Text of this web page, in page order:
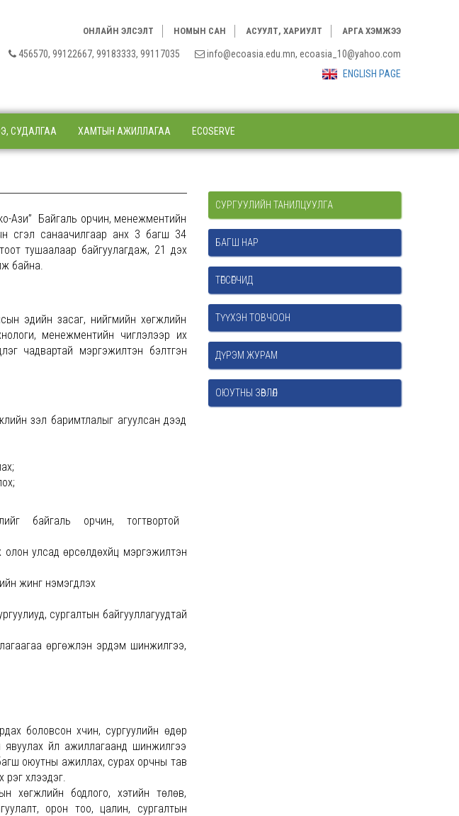
ОНЛАЙН ЭЛСЭЛТ НОМЫН САН АСУУЛТ, ХАРИУЛТ АРГА ХЭМЖЭЭ
456570, 99122667, 99183333, 99117035
info@ecoasia.edu.mn, ecoasia_10@yahoo.com
ENGLISH PAGE
СУДАЛГАА ХАМТЫН АЖИЛЛАГАА ECOSERVE
Ази” Байгаль орчин, менежментийн
үүсгэл санаачилгаар анх 3 багш 34
тушаалаар байгуулагдаж, 21 дэх
байна.
эдийн засаг, нийгмийн хөгжлийн
менежментийн чиглэлээр их
чадвартай мэргэжилтэн бэлтгэн
үзэл баримтлалыг агуулсан дээд
байгаль орчин, тогтвортой
улсад өрсөлдөхүйц мэргэжилтэн
жинг нэмэгдүүлэх
сургалтын байгууллагуудтай
өргөжүүлэн эрдэм шинжилгээ,
боловсон хүчин, сургуулийн өдөр
явуулах үйл ажиллагаанд шинжилгээ
багш оюутны ажиллах, сурах орчны тав
хүлээдэг.
хөгжлийн бодлого, хэтийн төлөв,
орон тоо, цалин, сургалтын
СУРГУУЛИЙН ТАНИЛЦУУЛГА
БАГШ НАР
ТӨГСӨГЧИД
ТҮҮХЭН ТОВЧООН
ДҮРЭМ ЖУРАМ
ОЮУТНЫ ЗӨВЛӨЛ